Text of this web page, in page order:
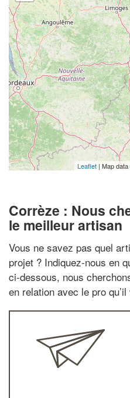
Leaflet | Map
Corrèze : Nous
le meilleur artisan
Vous ne savez pas quel
projet ? Indiquez-nous en
ci-dessous, nous
en relation avec le pro